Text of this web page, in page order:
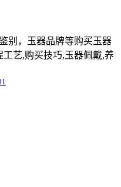
别，玉器品牌等购买玉器
艺,购买技巧,玉器佩戴,养